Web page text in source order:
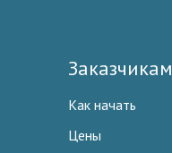
Заказчикам
Как начать
Цены